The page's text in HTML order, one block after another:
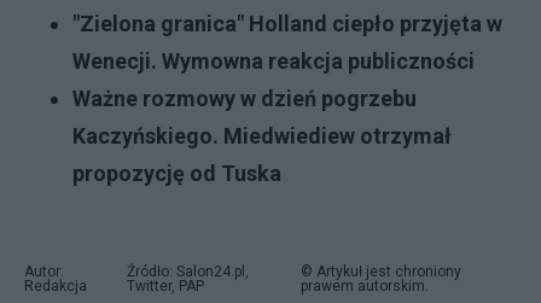
"Zielona granica" Holland ciepło przyjęta w
Wenecji. Wymowna reakcja publiczności
Ważne rozmowy w dzień pogrzebu
Kaczyńskiego. Miedwiediew otrzymał
propozycję od Tuska
Autor:
Redakcja
Źródło: Salon24.pl,
Twitter, PAP
© Artykuł jest chroniony
prawem autorskim.